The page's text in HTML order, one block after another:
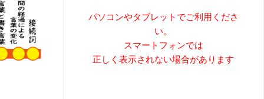
パソコンやタブレットでご利用くださ
い。
スマートフォンでは
正しく表示されない場合があります